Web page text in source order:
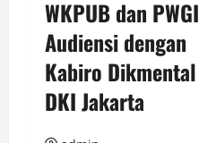
WKPUB dan PWGI
Audiensi dengan
Kabiro Dikmental
DKI Jakarta